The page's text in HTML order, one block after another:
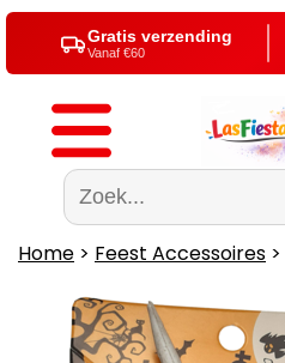
Gratis verzending
Vanaf €60
Home > Feest Accessoires >